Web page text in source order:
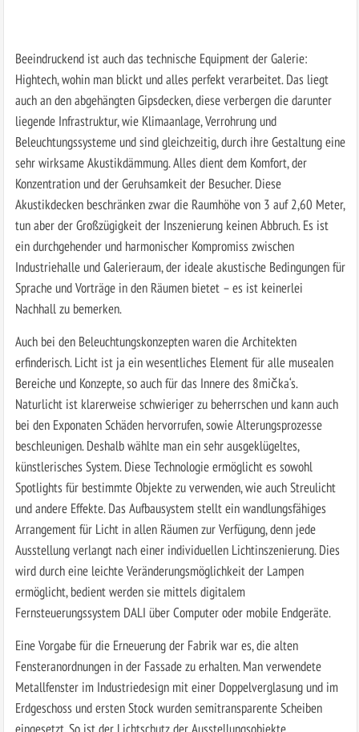
Beeindruckend ist auch das technische Equipment der Galerie:
Hightech, wohin man blickt und alles perfekt verarbeitet. Das liegt
auch an den abgehängten Gipsdecken, diese verbergen die darunter
liegende Infrastruktur, wie Klimaanlage, Verrohrung und
Beleuchtungssysteme und sind gleichzeitig, durch ihre Gestaltung eine
sehr wirksame Akustikdämmung. Alles dient dem Komfort, der
Konzentration und der Geruhsamkeit der Besucher. Diese
Akustikdecken beschränken zwar die Raumhöhe von 3 auf 2,60 Meter,
tun aber der Großzügigkeit der Inszenierung keinen Abbruch. Es ist
ein durchgehender und harmonischer Kompromiss zwischen
Industriehalle und Galerieraum, der ideale akustische Bedingungen für
Sprache und Vorträge in den Räumen bietet – es ist keinerlei
Nachhall zu bemerken.
Auch bei den Beleuchtungskonzepten waren die Architekten
erfinderisch. Licht ist ja ein wesentliches Element für alle musealen
Bereiche und Konzepte, so auch für das Innere des 8mička‘s.
Naturlicht ist klarerweise schwieriger zu beherrschen und kann auch
bei den Exponaten Schäden hervorrufen, sowie Alterungsprozesse
beschleunigen. Deshalb wählte man ein sehr ausgeklügeltes,
künstlerisches System. Diese Technologie ermöglicht es sowohl
Spotlights für bestimmte Objekte zu verwenden, wie auch Streulicht
und andere Effekte. Das Aufbausystem stellt ein wandlungsfähiges
Arrangement für Licht in allen Räumen zur Verfügung, denn jede
Ausstellung verlangt nach einer individuellen Lichtinszenierung. Dies
wird durch eine leichte Veränderungsmöglichkeit der Lampen
ermöglicht, bedient werden sie mittels digitalem
Fernsteuerungssystem DALI über Computer oder mobile Endgeräte.
Eine Vorgabe für die Erneuerung der Fabrik war es, die alten
Fensteranordnungen in der Fassade zu erhalten. Man verwendete
Metallfenster im Industriedesign mit einer Doppelverglasung und im
Erdgeschoss und ersten Stock wurden semitransparente Scheiben